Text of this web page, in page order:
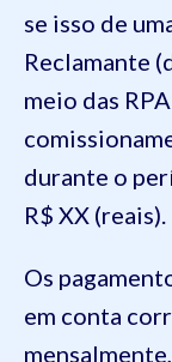
se isso de
Reclamante
meio das
durante o
R$ XX (reais).
Os
em conta